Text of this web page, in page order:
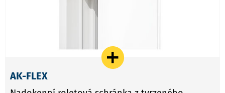
AK-FLEX